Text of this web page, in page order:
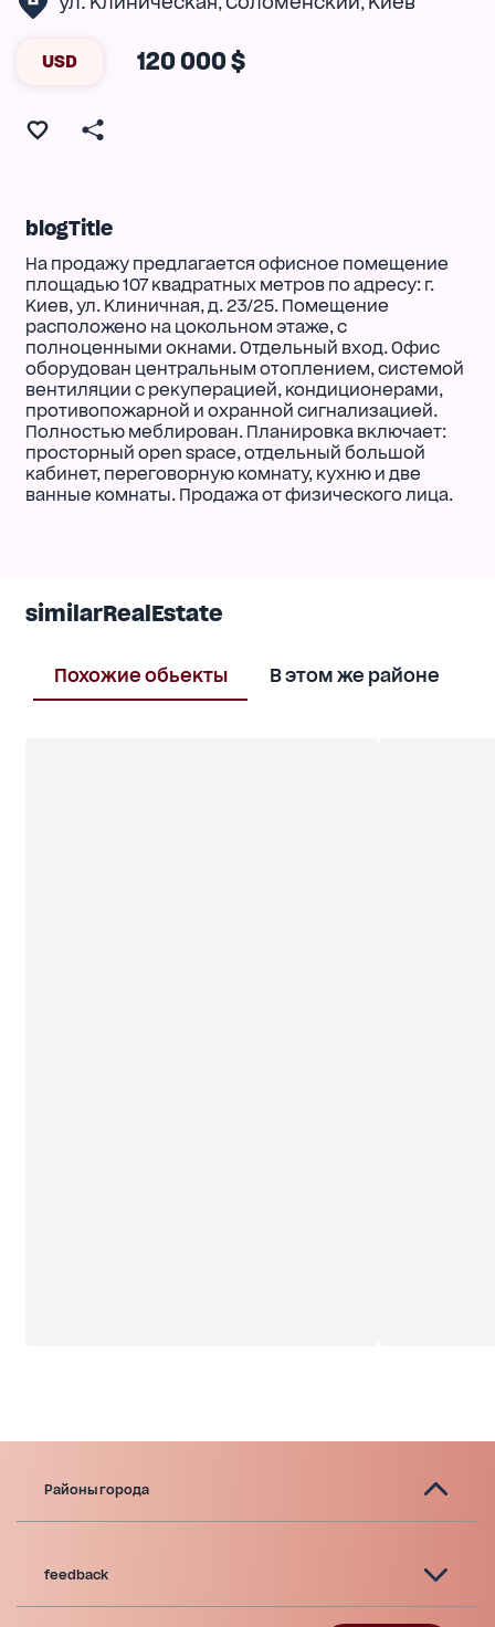
USD 120 000 $
blogTitle
На продажу предлагается офисное помещение
площадью 107 квадратных метров по адресу: г.
Киев, ул. Клиничная, д. 23/25. Помещение
расположено на цокольном этаже, с
полноценными окнами. Отдельный вход. Офис
оборудован центральным отоплением, системой
вентиляции с рекуперацией, кондиционерами,
противопожарной и охранной сигнализацией.
Полностью меблирован. Планировка включает:
просторный open space, отдельный большой
кабинет, переговорную комнату, кухню и две
ванные комнаты. Продажа от физического лица.
similarRealEstate
Похожие обьекты В этом же районе
Районы города
feedback